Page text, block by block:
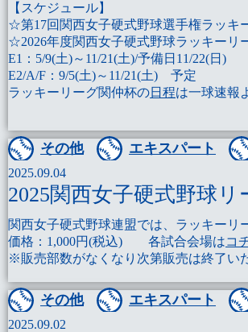
【スケジュール】
☆第17回関西女子硬式野球選手権ラッ
☆2026年度関西女子硬式野球ラッキーリ
E1：5/9(土)～11/21(土)/予備日11/22(日)
E2/A/F：9/5(土)～11/21(土) 予定
ラッキーリーグ関仲杯の日程は一球速報
その他 エキスパート
2025.09.04
2025関西女子硬式野球
関西女子硬式野球連盟では、ラッキーリ
価格：1,000円(税込) 各試合会場はコ
※販売部数がなくなり次第販売は終了い
その他 エキスパート
2025.09.02